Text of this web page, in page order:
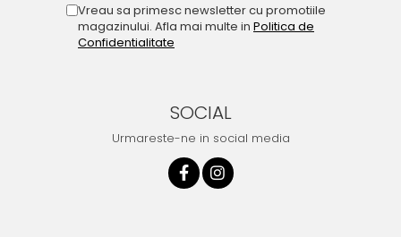
Vreau sa primesc newsletter cu promotiile
magazinului. Afla mai multe in Politica de
Confidentialitate
SOCIAL
Urmareste-ne in social media